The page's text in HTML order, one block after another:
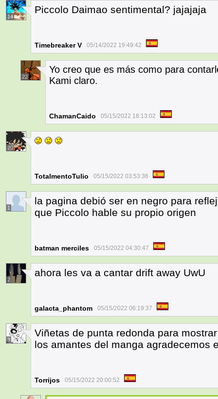
14
Piccolo Daimao sentimental? jajajaja
Timebreaker V 05/14/2022 19:49:42
22
Yo creo que es más como para
Kami claro.
ChamanCaido 05/15/2022 18:13:02
20
TotalmentoTulio 05/15/2022 03:53:36
1
la pagina debió ser en negro para
que Piccolo hable su propio origen
batman merciles 05/15/2022 04:30:47
2
ahora les va a cantar drift away UwU
galacta_phantom 05/15/2022 06:19:37
3
Viñetas de punta redonda para
los amantes del manga agradecemos
Torrijos 05/15/2022 20:00:52